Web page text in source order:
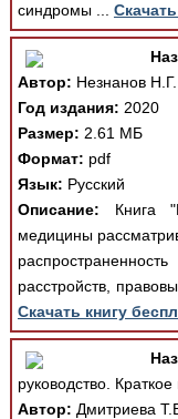
синдромы ...
Автор: Незнанов Н.Г.
Год издания: 2020
Размер: 2.61 МБ
Формат: pdf
Язык: Русский
Описание: Книга
медицины
расстройств,
Скачать книгу
руководство. Краткое
Автор: Дмитриева